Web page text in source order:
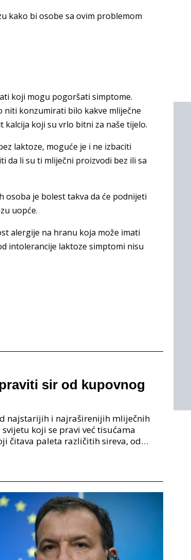
kako bi osobe sa ovim problemom
koji mogu pogoršati simptome.
niti konzumirati bilo kakve mliječne
koji su vrlo bitni za naše tijelo.
laktoze, moguće je i ne izbaciti
da li su ti mliječni proizvodi bez ili sa
osoba je bolest takva da će podnijeti
uopće.
alergije na hranu koja može imati
intolerancije laktoze simptomi nisu
sir od kupovnog
najstarijih i najraširenijih mliječnih
koji se pravi već tisućama
čitava paleta različitih sireva, od